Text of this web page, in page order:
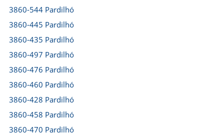
3860-544 Pardilhó
3860-445 Pardilhó
3860-435 Pardilhó
3860-497 Pardilhó
3860-476 Pardilhó
3860-460 Pardilhó
3860-428 Pardilhó
3860-458 Pardilhó
3860-470 Pardilhó